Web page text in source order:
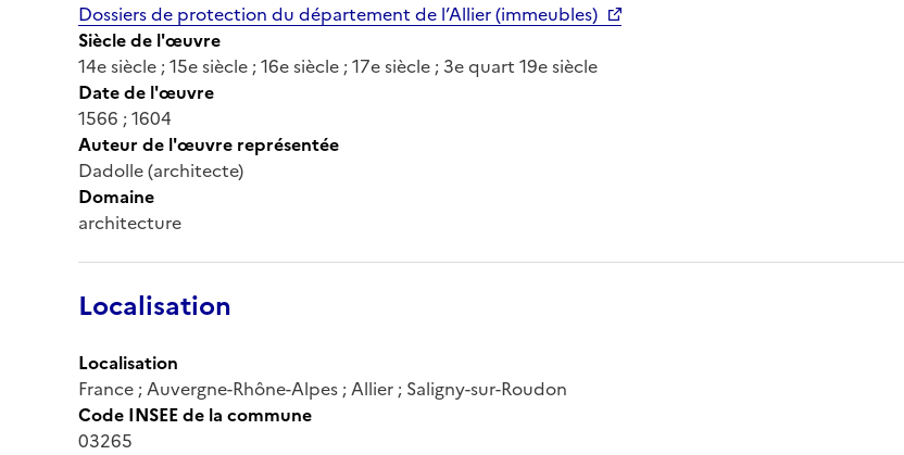
Dossiers de protection du département de l’Allier (immeubles)
Siècle de l'œuvre
14e siècle ; 15e siècle ; 16e siècle ; 17e siècle ; 3e quart 19e siècle
Date de l'œuvre
1566 ; 1604
Auteur de l'œuvre représentée
Dadolle (architecte)
Domaine
architecture
Localisation
Localisation
France ; Auvergne-Rhône-Alpes ; Allier ; Saligny-sur-Roudon
Code INSEE de la commune
03265